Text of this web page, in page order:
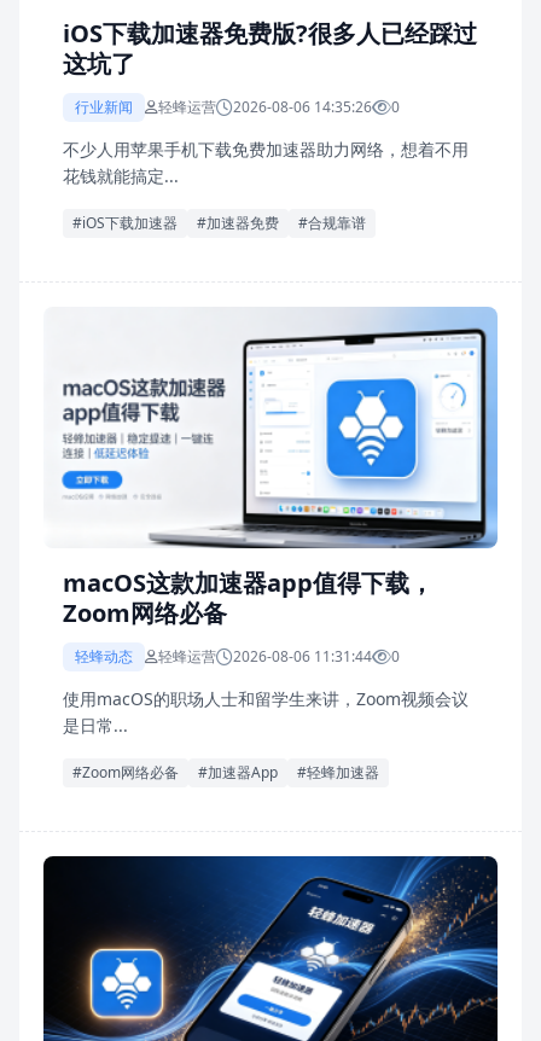
iOS下载加速器免费版?很多人已经踩过
这坑了
行业新闻 轻蜂运营 2026-08-06 14:35:26 0
不少人用苹果手机下载免费加速器助力网络，想着不用
花钱就能搞定...
#iOS下载加速器 #加速器免费 #合规靠谱
macOS这款加速器app值得下载，
Zoom网络必备
轻蜂动态 轻蜂运营 2026-08-06 11:31:44 0
使用macOS的职场人士和留学生来讲，Zoom视频会议
是日常...
#Zoom网络必备 #加速器App #轻蜂加速器